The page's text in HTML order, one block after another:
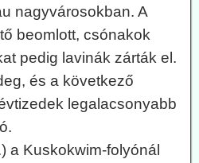
nagyvárosokban. A
beomlott, csónakok
pedig lavinák zárták el.
és a következő
legalacsonyabb
a Kuskokwim-folyónál